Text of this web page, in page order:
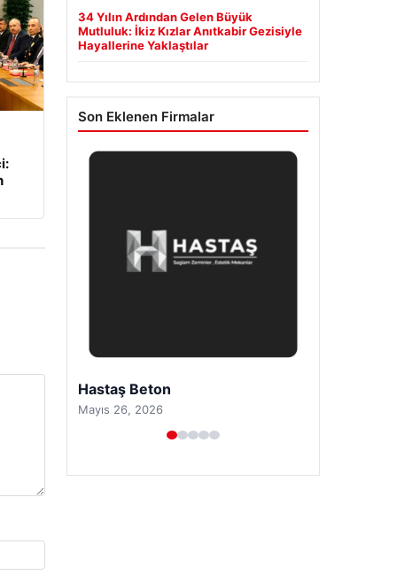
34 Yılın Ardından Gelen Büyük
Mutluluk: İkiz Kızlar Anıtkabir Gezisiyle
Hayallerine Yaklaştılar
Son Eklenen Firmalar
Prenses Night Club
Nisan 29, 2026